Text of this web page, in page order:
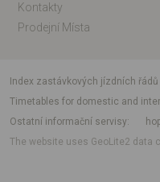
Kontakty
Prodejní Místa
index zastávkových jízdních řádů
Timetables for domestic and
Ostatní informační servisy
The website uses GeoLite2 data